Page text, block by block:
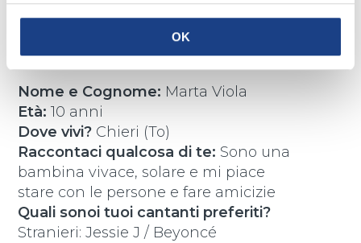
OK
L’interprete
Nome e Cognome: Marta Viola
Età: 10 anni
Dove vivi? Chieri (To)
Raccontaci qualcosa di te: Sono una
bambina vivace, solare e mi piace
stare con le persone e fare amicizie
Quali sonoi tuoi cantanti preferiti?
Stranieri: Jessie J / Beyoncé